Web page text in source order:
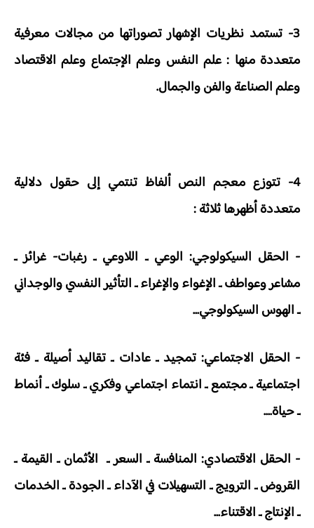
3- تستمد نظريات الإشهار تصوراتها من مجالات معرفية
متعددة منها : علم النفس وعلم الإجتماع وعلم الاقتصاد
وعلم الصناعة والفن والجمال.
4- تتوزع معجم النص ألفاظ تنتمي إلى حقول دلالية
متعددة أظهرها ثلاثة :
- الحقل السيكولوجي: الوعي ـ اللاوعي ـ رغبات- غرائز ـ
مشاعر وعواطف ـ الإغواء والإغراء ـ التأثير النفسي والوجداني
ـ الهوس السيكولوجي...
- الحقل الاجتماعي: تمجيد ـ عادات ـ تقاليد أصيلة ـ فئة
اجتماعية ـ مجتمع ـ انتماء اجتماعي وفكري ـ سلوك ـ أنماط
ـ حياة....
- الحقل الاقتصادي: المنافسة ـ السعر ـ الأثمان ـ القيمة ـ
القروض ـ الترويج ـ التسهيلات في الآداء ـ الجودة ـ الخدمات
ـ الإنتاج ـ الاقتناء...